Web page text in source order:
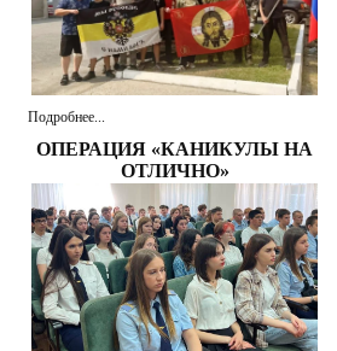
Подробнее...
ОПЕРАЦИЯ «КАНИКУЛЫ НА
ОТЛИЧНО»